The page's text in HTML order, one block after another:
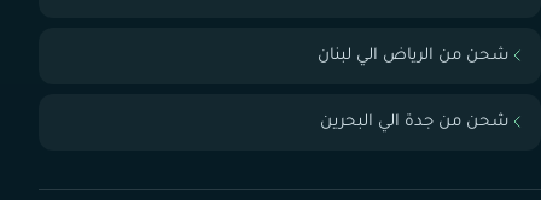
شحن من الرياض الي لبنان
شحن من جدة الي البحرين